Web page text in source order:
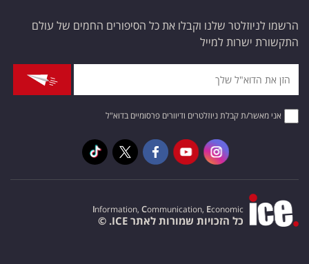
הרשמו לניוזלטר שלנו וקבלו את כל הסיפורים החמים של עולם
התקשורת ישרות למייל
אני מאשר/ת קבלת ניוזלטרים ודיוורים פרסומיים בדוא"ל
Information, Communication, Economic
כל הזכויות שמורות לאתר ICE. ©